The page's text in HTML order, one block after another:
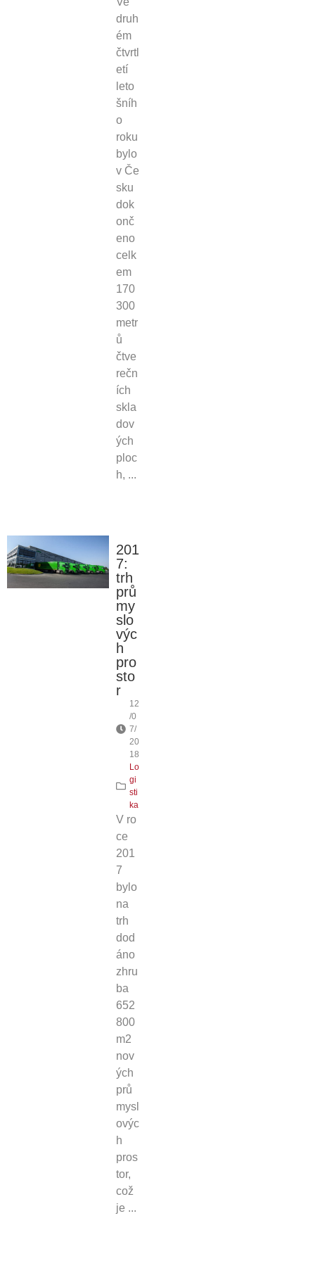
druh
ém
čtvrtl
etí
leto
šníh
o
roku
bylo
v Če
sku
dok
onč
eno
celk
em
170
300
metr
ů
čtve
rečn
ích
skla
dov
ých
ploc
h, ...
201
7:
trh
prů
my
slo
výc
h
pro
sto
r
12
/0
7/
20
18
Lo
gi
sti
ka
V ro
ce
201
7
bylo
na
trh
dod
áno
zhru
ba
652
800
m2
nov
ých
prů
mysl
ovýc
h
pros
tor,
což
je ...